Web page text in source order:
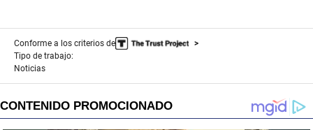
Conforme a los criterios de
Tipo de trabajo:
Noticias